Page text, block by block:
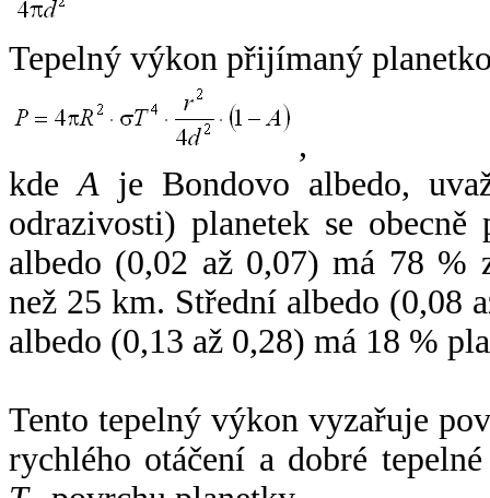
Tepelný výkon přijímaný
,
kdeA je Bondovo albedo,
odrazivosti) planetek se
albedo (0,02 až 0,07) má 78 %
než 25 km. Střední albedo (0,08
albedo (0,13 až 0,28) má 18 %
Tento tepelný výkon vyzařuje
rychlého otáčení a dobré